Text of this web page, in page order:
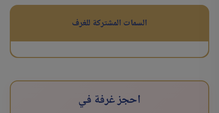
السمات المشتركة للغرف
احجز غرفة في